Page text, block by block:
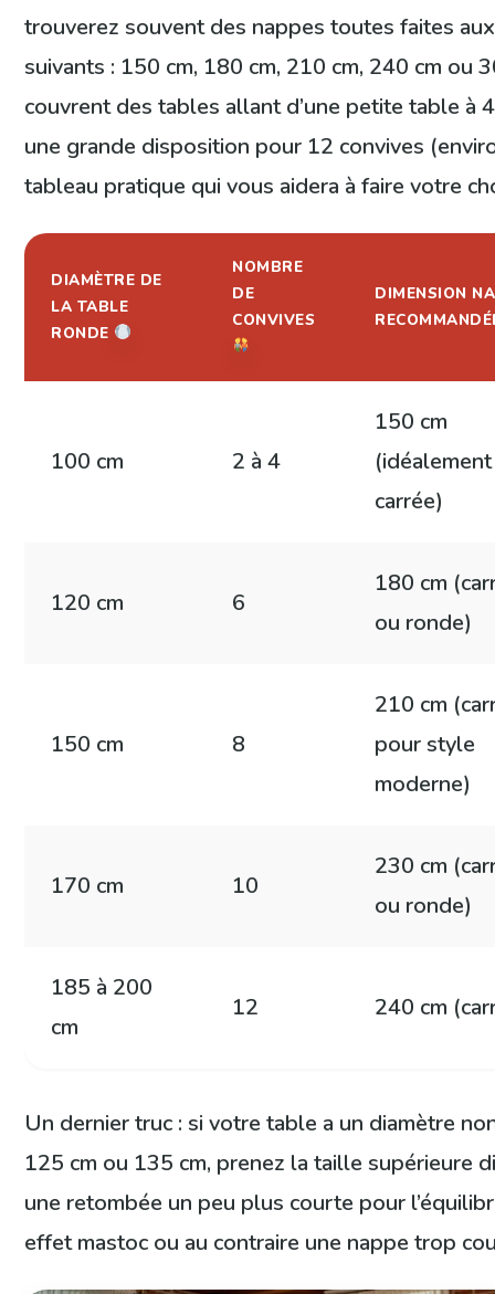
trouverez souvent des nappes toutes faites
suivants : 150 cm, 180 cm, 210 cm, 240 cm ou
couvrent des tables allant d’une petite table à
une grande disposition pour 12 convives
tableau pratique qui vous aidera à faire votre
DIAMÈTRE DE
LA TABLE
RONDE
NOMBRE
DE
CONVIVES
DIMENSION
100 cm 2 à 4
150 cm
(idéalement
carrée)
120 cm 6
180 cm
ou ronde)
150 cm 8
210 cm
pour style
moderne)
170 cm 10
230 cm
ou ronde)
185 à 200
cm
12 240 cm
Un dernier truc : si votre table a un diamètre
125 cm ou 135 cm, prenez la taille supérieure
une retombée un peu plus courte pour
effet mastoc ou au contraire une nappe trop